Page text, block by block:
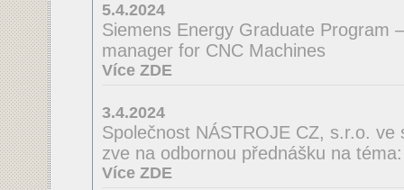
5.4.2024
Siemens Energy Graduate Program
manager for CNC Machines
Více ZDE
3.4.2024
Společnost NÁSTROJE CZ, s.r.o. ve
zve na odbornou přednášku na
Více ZDE